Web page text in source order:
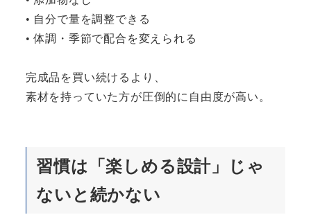
• 自分で量を調整できる
• 体調・季節で配合を変えられる
完成品を買い続けるより、
素材を持っていた方が圧倒的に自由度が高い。
習慣は「楽しめる設計」じゃ
ないと続かない